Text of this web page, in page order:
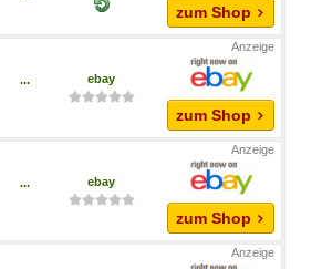
zum Shop
...
ebay
zum Shop
...
ebay
zum Shop